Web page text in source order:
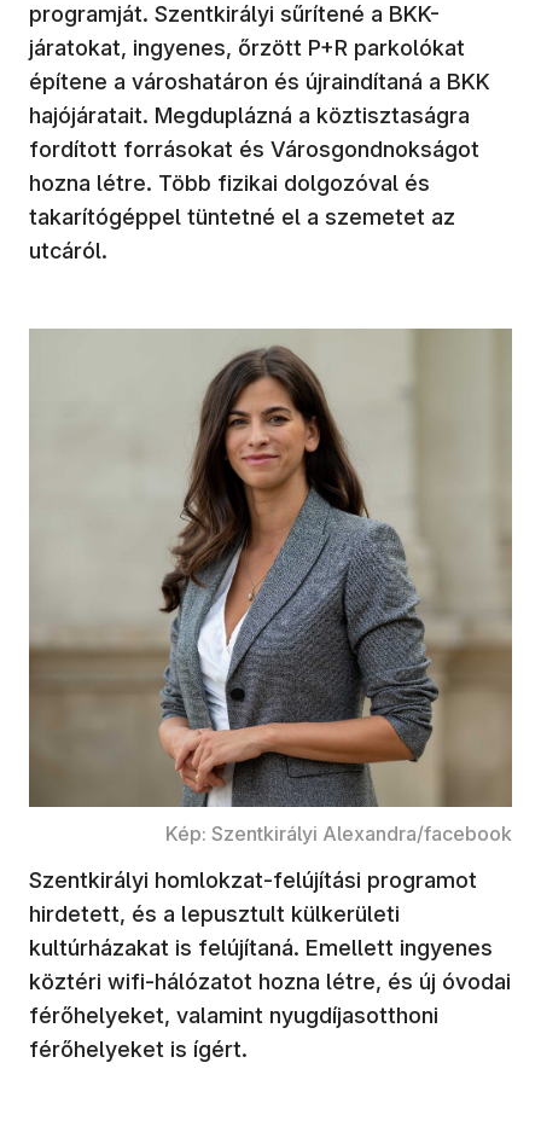
programját. Szentkirályi sűrítené a BKK-
járatokat, ingyenes, őrzött P+R parkolókat
építene a városhatáron és újraindítaná a BKK
hajójáratait. Megduplázná a köztisztaságra
fordított forrásokat és Városgondnokságot
hozna létre. Több fizikai dolgozóval és
takarítógéppel tüntetné el a szemetet az
utcáról.
Kép: Szentkirályi Alexandra/facebook
Szentkirályi homlokzat-felújítási programot
hirdetett, és a lepusztult külkerületi
kultúrházakat is felújítaná. Emellett ingyenes
köztéri wifi-hálózatot hozna létre, és új óvodai
férőhelyeket, valamint nyugdíjasotthoni
férőhelyeket is ígért.